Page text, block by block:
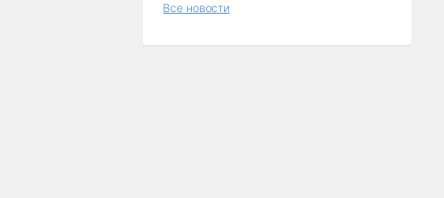
Все новости